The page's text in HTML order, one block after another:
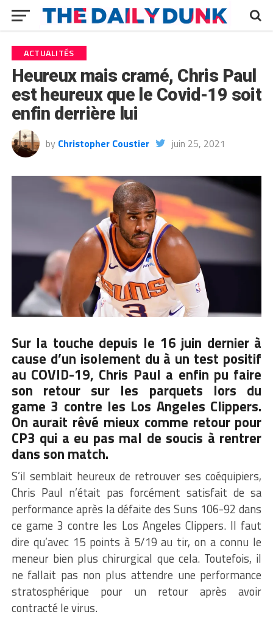
ACTUALITÉS
Heureux mais cramé, Chris Paul
est heureux que le Covid-19 soit
enfin derrière lui
by Christopher Coustier juin 25, 2021
Sur la touche depuis le 16 juin dernier à
cause d’un isolement du à un test positif
au COVID-19, Chris Paul a enfin pu faire
son retour sur les parquets lors du
game 3 contre les Los Angeles Clippers.
On aurait rêvé mieux comme retour pour
CP3 qui a eu pas mal de soucis à rentrer
dans son match.
S’il semblait heureux de retrouver ses coéquipiers,
Chris Paul n’était pas forcément satisfait de sa
performance après la défaite des Suns 106-92 dans
ce game 3 contre les Los Angeles Clippers. Il faut
dire qu’avec 15 points à 5/19 au tir, on a connu le
meneur bien plus chirurgical que cela. Toutefois, il
ne fallait pas non plus attendre une performance
stratosphérique pour un retour après avoir
contracté le virus.